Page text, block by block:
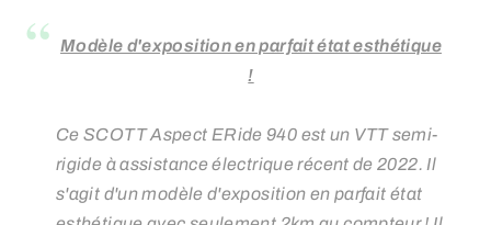
“ Modèle d'exposition en parfait état esthétique
!
Ce SCOTT Aspect ERide 940 est un VTT semi-
rigide à assistance électrique récent de 2022. Il
s'agit d'un modèle d'exposition en parfait état